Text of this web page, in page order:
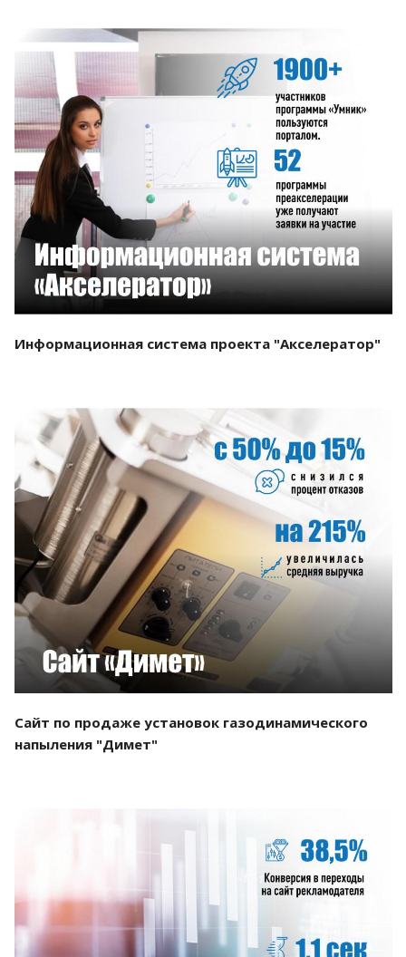
Смотреть проект
Информационная система проекта "Акселератор"
Смотреть проект
Сайт по продаже установок газодинамического
напыления "Димет"